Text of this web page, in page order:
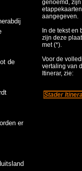
genoemd, zijn
etappekaarten
aangegeven.
In de tekst en
zijn deze
met (*).
Voor de
vertaling van
Itinerar, zie:
Stader
de
er